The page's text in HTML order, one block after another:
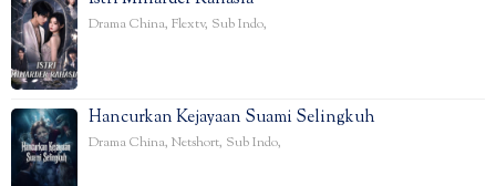
Drama China, Flextv, Sub Indo,
Hancurkan Kejayaan Suami Selingkuh
Drama China, Netshort, Sub Indo,